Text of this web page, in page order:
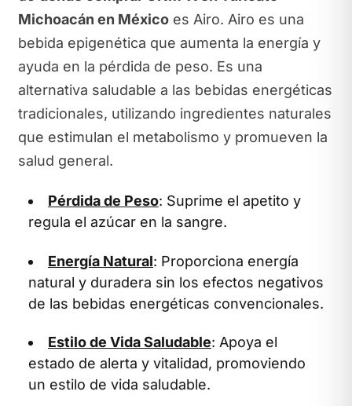
Michoacán en Méxicoes Airo. Airo es una
bebida epigenética que aumenta la energía y
ayuda en la pérdida de peso. Es una
alternativa saludable a las bebidas energéticas
tradicionales, utilizando ingredientes naturales
que estimulan el metabolismo y promueven la
salud general.
Pérdida de Peso: Suprime el apetito y
regula el azúcar en la sangre.
Energía Natural: Proporciona energía
natural y duradera sin los efectos negativos
de las bebidas energéticas convencionales.
Estilo de Vida Saludable: Apoya el
estado de alerta y vitalidad, promoviendo
un estilo de vida saludable.